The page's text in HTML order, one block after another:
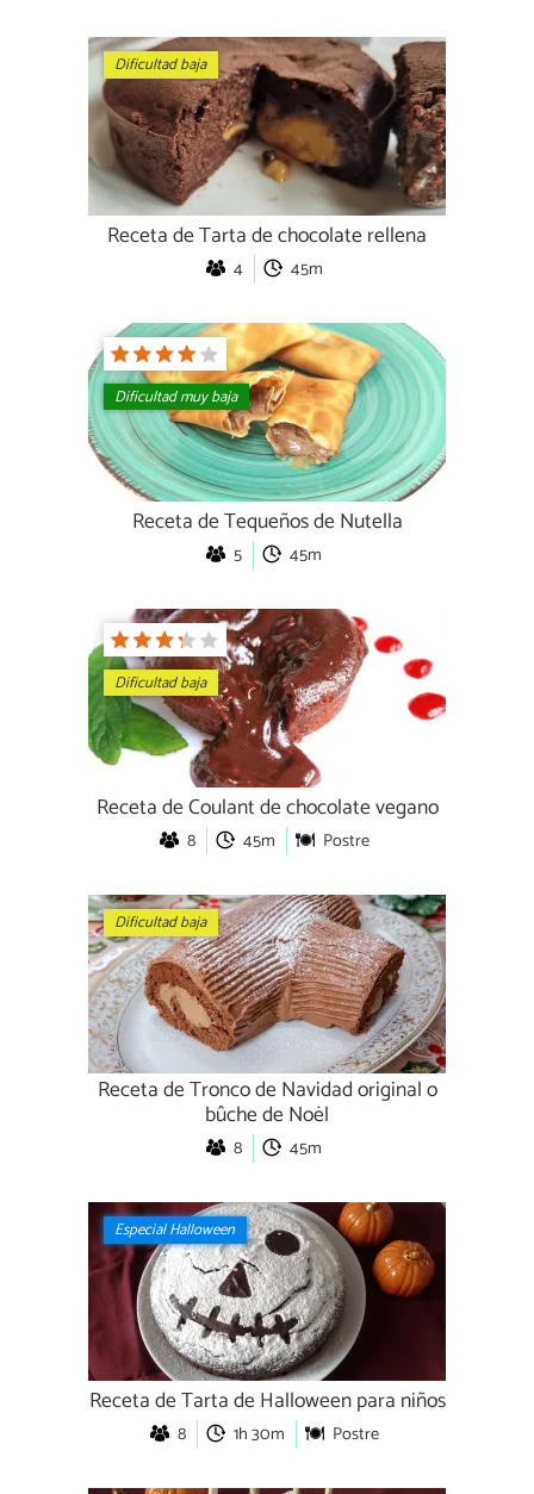
Dificultad baja
Receta de Tarta de chocolate rellena
4 45m
Dificultad muy baja
Receta de Tequeños de Nutella
5 45m
Dificultad baja
Receta de Coulant de chocolate vegano
8 45m Postre
Dificultad baja
Receta de Tronco de Navidad original o
bûche de Noël
8 45m
Especial Halloween
Receta de Tarta de Halloween para niños
8 1h 30m Postre